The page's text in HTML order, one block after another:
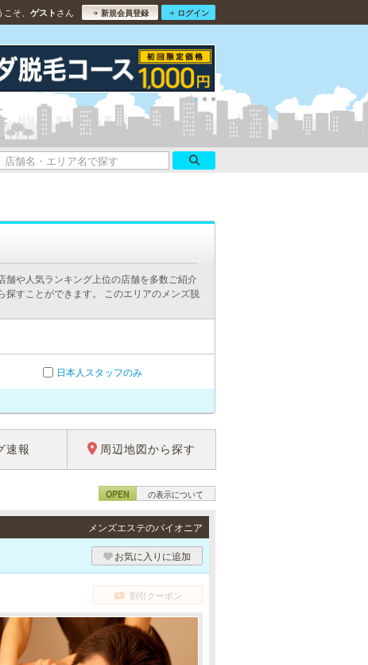
こそ、 ゲスト さん 新規会員登録 ログイン
や人気ランキング上位の店舗を多数ご紹介
探すことができます。 このエリアのメンズ脱
日本人スタッフのみ
速報 周辺地図から探す
OPEN の表示について
メンズエステのパイオニア
お気に入りに追加
割引クーポン